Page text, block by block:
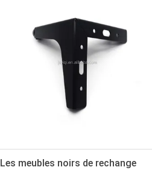
Les meubles noirs de rechange